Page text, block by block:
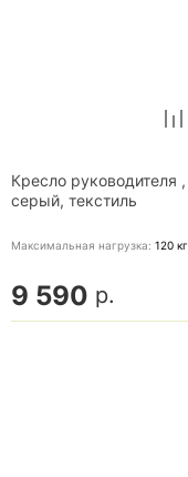
Кресло руководителя ,
серый, текстиль
Максимальная нагрузка: 120 кг
9 590 р.